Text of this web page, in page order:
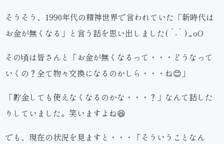
そうそう、1990年代の精神世界で言われていた「新時代は
お金が無くなる」と言う話を思い出しました( ´-` ).｡oO
その頃は皆さんと「お金が無くなるって・・・どうなって
いくの？全て物々交換になるのかしら・・・ね😊」
「貯金しても使えなくなるのかな・・・？」なんて話した
りしていました。笑いますよね😆
でも、現在の状況を見ますと・・・「そういうことなん